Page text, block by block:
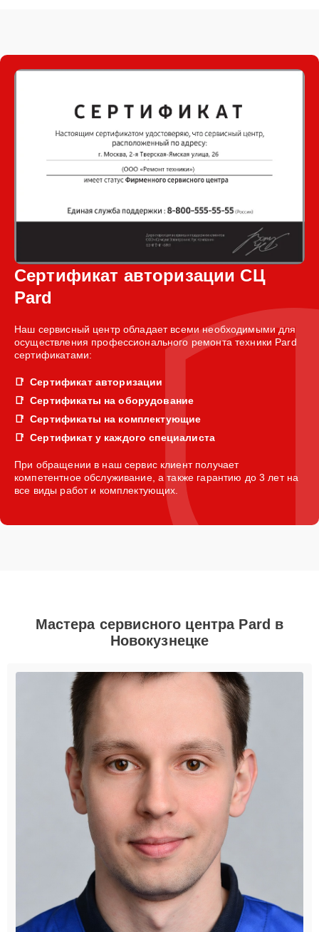
Сертификат авторизации СЦ
Pard
Наш сервисный центр обладает всеми необходимыми для
осуществления профессионального ремонта техники Pard
сертификатами:
Сертификат авторизации
Сертификаты на оборудование
Сертификаты на комплектующие
Сертификат у каждого специалиста
При обращении в наш сервис клиент получает
компетентное обслуживание, а также гарантию до 3 лет на
все виды работ и комплектующих.
Мастера сервисного центра Pard в
Новокузнецке